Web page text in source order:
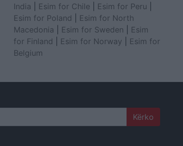
India
Esim for Chile Esim for Peru
Esim for Poland
Esim for North
Macedonia
Esim for Sweden
Esim
for Finland
Esim for Norway
Esim for
Belgium